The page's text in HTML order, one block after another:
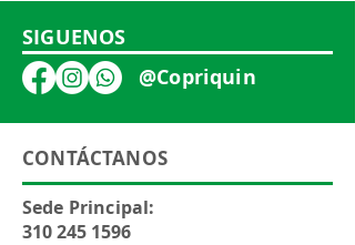
SIGUENOS
@Copriquin
CONTÁCTANOS
Sede Principal:
310 245 1596